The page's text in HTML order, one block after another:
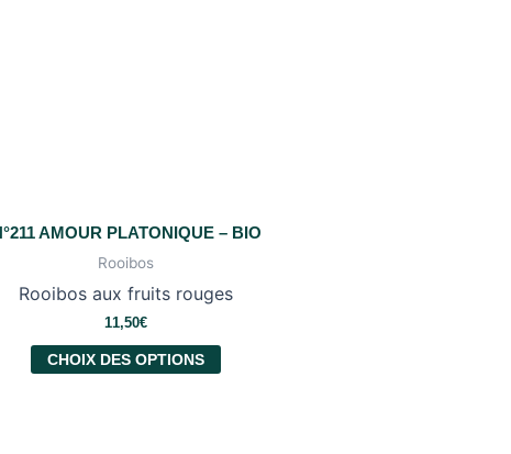
AMOUR PLATONIQUE – BIO
Rooibos
Rooibos aux fruits rouges
11,50€
CHOIX DES OPTIONS